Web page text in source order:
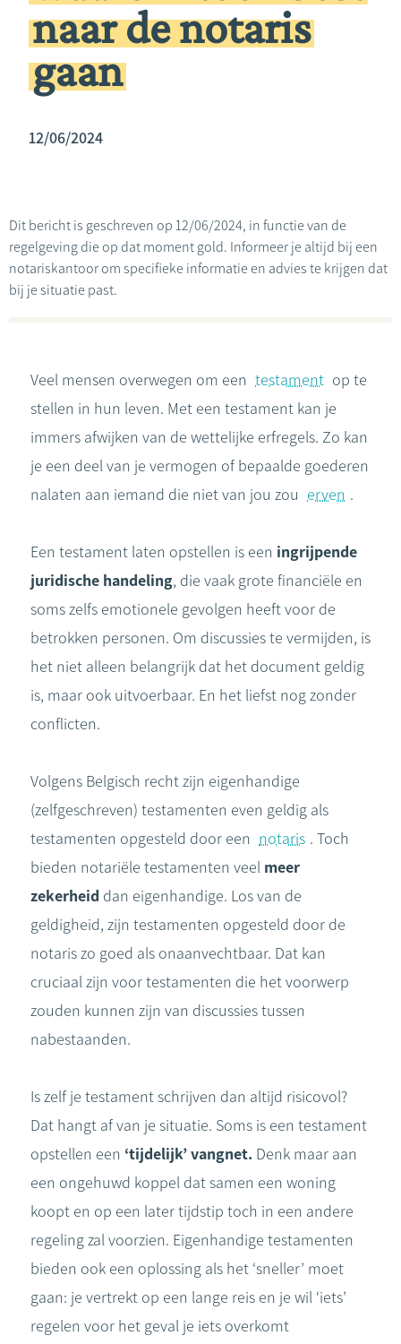
naar de notaris
gaan
12/06/2024
Dit bericht is geschreven op 12/06/2024, in functie van de
regelgeving die op dat moment gold. Informeer je altijd bij een
notariskantoor om specifieke informatie en advies te krijgen dat
bij je situatie past.
Veel mensen overwegen om een testament op te
stellen in hun leven. Met een testament kan je
immers afwijken van de wettelijke erfregels. Zo kan
je een deel van je vermogen of bepaalde goederen
nalaten aan iemand die niet van jou zou erven .
Een testament laten opstellen is een ingrijpende
juridische handeling, die vaak grote financiële en
soms zelfs emotionele gevolgen heeft voor de
betrokken personen. Om discussies te vermijden, is
het niet alleen belangrijk dat het document geldig
is, maar ook uitvoerbaar. En het liefst nog zonder
conflicten.
Volgens Belgisch recht zijn eigenhandige
(zelfgeschreven) testamenten even geldig als
testamenten opgesteld door een notaris . Toch
bieden notariële testamenten veel meer
zekerheid dan eigenhandige. Los van de
geldigheid, zijn testamenten opgesteld door de
notaris zo goed als onaanvechtbaar. Dat kan
cruciaal zijn voor testamenten die het voorwerp
zouden kunnen zijn van discussies tussen
nabestaanden.
Is zelf je testament schrijven dan altijd risicovol?
Dat hangt af van je situatie. Soms is een testament
opstellen een ‘tijdelijk’ vangnet. Denk maar aan
een ongehuwd koppel dat samen een woning
koopt en op een later tijdstip toch in een andere
regeling zal voorzien. Eigenhandige testamenten
bieden ook een oplossing als het ‘sneller’ moet
gaan: je vertrekt op een lange reis en je wil ‘iets’
regelen voor het geval je iets overkomt